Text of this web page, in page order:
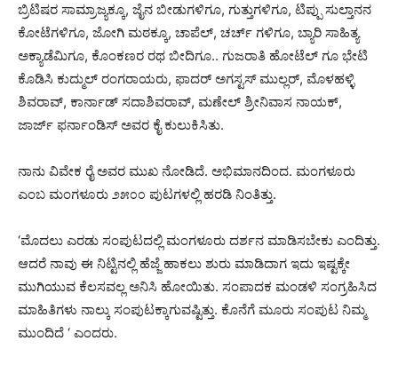
ಬ್ರಿಟಿಷರ ಸಾಮ್ರಾಜ್ಯಕ್ಕೂ, ಜೈನ ಬೀಡುಗಳಿಗೂ, ಗುತ್ತುಗಳಿಗೂ, ಟಿಪ್ಪು ಸುಲ್ತಾನನ
ಕೋಟೆಗಳಿಗೂ, ಜೋಗಿ ಮಠಕ್ಕೂ, ಚಾಪೆಲ್, ಚರ್ಚ್ ಗಳಿಗೂ, ಬ್ಯಾರಿ ಸಾಹಿತ್ಯ
ಅಕ್ಯಾಡೆಮಿಗೂ, ಕೊಂಕಣರ ರಥ ಬೀದಿಗೂ.. ಗುಜರಾತಿ ಹೋಟೆಲ್ ಗೂ ಭೇಟಿ
ಕೊಡಿಸಿ ಕುದ್ಮುಲ್ ರಂಗರಾಯರು, ಫಾದರ್ ಅಗಸ್ಟಸ್ ಮುಲ್ಲರ್, ಮೊಳಹಳ್ಳಿ
ಶಿವರಾವ್, ಕಾರ್ನಾಡ್ ಸದಾಶಿವರಾವ್, ಮಣೇಲ್ ಶ್ರೀನಿವಾಸ ನಾಯಕ್,
ಜಾರ್ಜ್ ಫರ್ನಾಂಡಿಸ್ ಅವರ ಕೈ ಕುಲುಕಿಸಿತು.
ನಾನು ವಿವೇಕ ರೈ ಅವರ ಮುಖ ನೋಡಿದೆ. ಅಭಿಮಾನದಿಂದ. ಮಂಗಳೂರು
ಎಂಬ ಮಂಗಳೂರು ೨೫೦೦ ಪುಟಗಳಲ್ಲಿ ಹರಡಿ ನಿಂತಿತ್ತು.
‘ಮೊದಲು ಎರಡು ಸಂಪುಟದಲ್ಲಿ ಮಂಗಳೂರು ದರ್ಶನ ಮಾಡಿಸಬೇಕು ಎಂದಿತ್ತು.
ಆದರೆ ನಾವು ಈ ನಿಟ್ಟಿನಲ್ಲಿ ಹೆಜ್ಜೆ ಹಾಕಲು ಶುರು ಮಾಡಿದಾಗ ಇದು ಇಷ್ಟಕ್ಕೇ
ಮುಗಿಯುವ ಕೆಲಸವಲ್ಲ ಅನಿಸಿ ಹೋಯಿತು. ಸಂಪಾದಕ ಮಂಡಳಿ ಸಂಗ್ರಹಿಸಿದ
ಮಾಹಿತಿಗಳು ನಾಲ್ಕು ಸಂಪುಟಕ್ಕಾಗುವಷ್ಟಿತ್ತು. ಕೊನೆಗೆ ಮೂರು ಸಂಪುಟ ನಿಮ್ಮ
ಮುಂದಿದೆ ‘ ಎಂದರು.